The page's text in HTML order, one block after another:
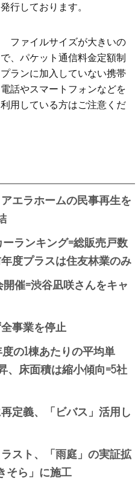
発行しております。
ファイルサイズが大きいの
で、パケット通信料金定額制
プランに加入していない携帯
電話やスマートフォンなどを
利用している方はご注意くだ
エラホームの民事再生を
ランキング=総販売戸数
度プラスは住友林業のみ
催=渋谷凪咲さんをキャ
事業を停止
の1棟あたりの平均単
、床面積は縮小傾向=5社
定義、「ビバス」活用し
スト、「雨庭」の実証拡
そら」に施工